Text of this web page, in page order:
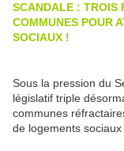
SCANDALE : TROIS
COMMUNES POUR
SOCIAUX !
Sous la pression du
législatif triple
communes
de logements